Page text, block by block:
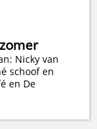
Nicky van
schoof en
en De